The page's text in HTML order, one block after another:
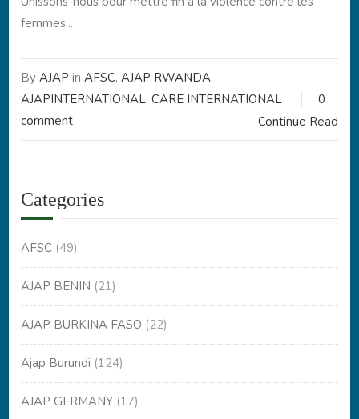
femmes...
Continue Read
By AJAP in AFSC,AJAP RWANDA,
AJAPINTERNATIONAL,CARE INTERNATIONAL
0
comment
Categories
AFSC (49)
AJAP BENIN (21)
AJAP BURKINA FASO (22)
Ajap Burundi (124)
AJAP GERMANY (17)